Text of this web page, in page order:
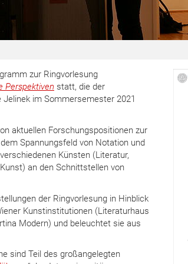
zur Ringvorlesung
Perspektiven statt, die der
im Sommersemester 2021
aktuellen Forschungspositionen zur
dem Spannungsfeld von Notation und
Künsten (Literatur,
an den Schnittstellen von
der Ringvorlesung in Hinblick
Kunstinstitutionen (Literaturhaus
Modern) und beleuchtet sie aus
sind Teil des großangelegten